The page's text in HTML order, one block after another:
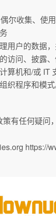
尔收集、使
用户的数据
访问、披露
算机和/或 IT
织程序和模式
有任何疑问
https://